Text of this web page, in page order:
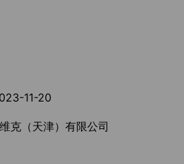
11-20
维克（天津）有限公司